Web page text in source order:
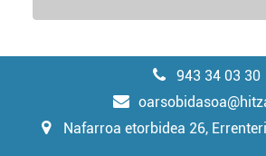
943 34 03 30
Nafarroa etorbidea 26,